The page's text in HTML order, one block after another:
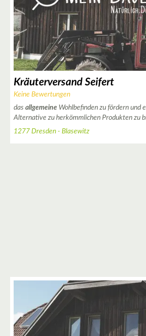
Kräuterversand Seifert
Keine Bewertungen
das allgemeine Wohlbefinden zu fördern und
Alternative zu herkömmlichen Produkten zu
1277 Dresden - Blasewitz